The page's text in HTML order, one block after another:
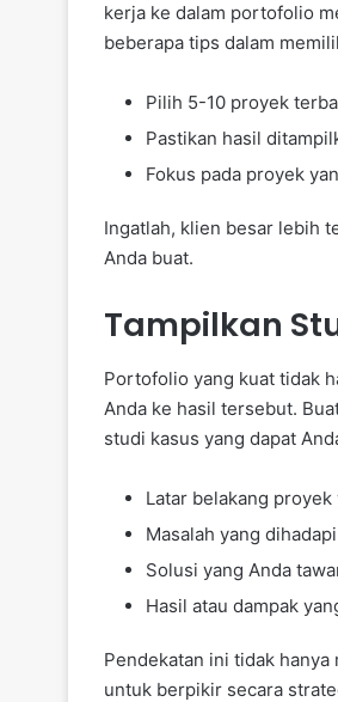
kerja ke dalam portofolio
beberapa tips dalam
Pilih 5-10 proyek
Pastikan hasil
Fokus pada proyek
Ingatlah, klien besar lebih
Anda buat.
Tampilkan
Portofolio yang kuat tidak
Anda ke hasil tersebut.
studi kasus yang dapat
Latar belakang
Masalah yang
Solusi yang Anda
Hasil atau dampak
Pendekatan ini tidak
untuk berpikir secara